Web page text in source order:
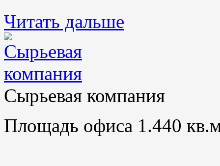
Читать дальше
Сырьевая компания
Площадь офиса 1.440